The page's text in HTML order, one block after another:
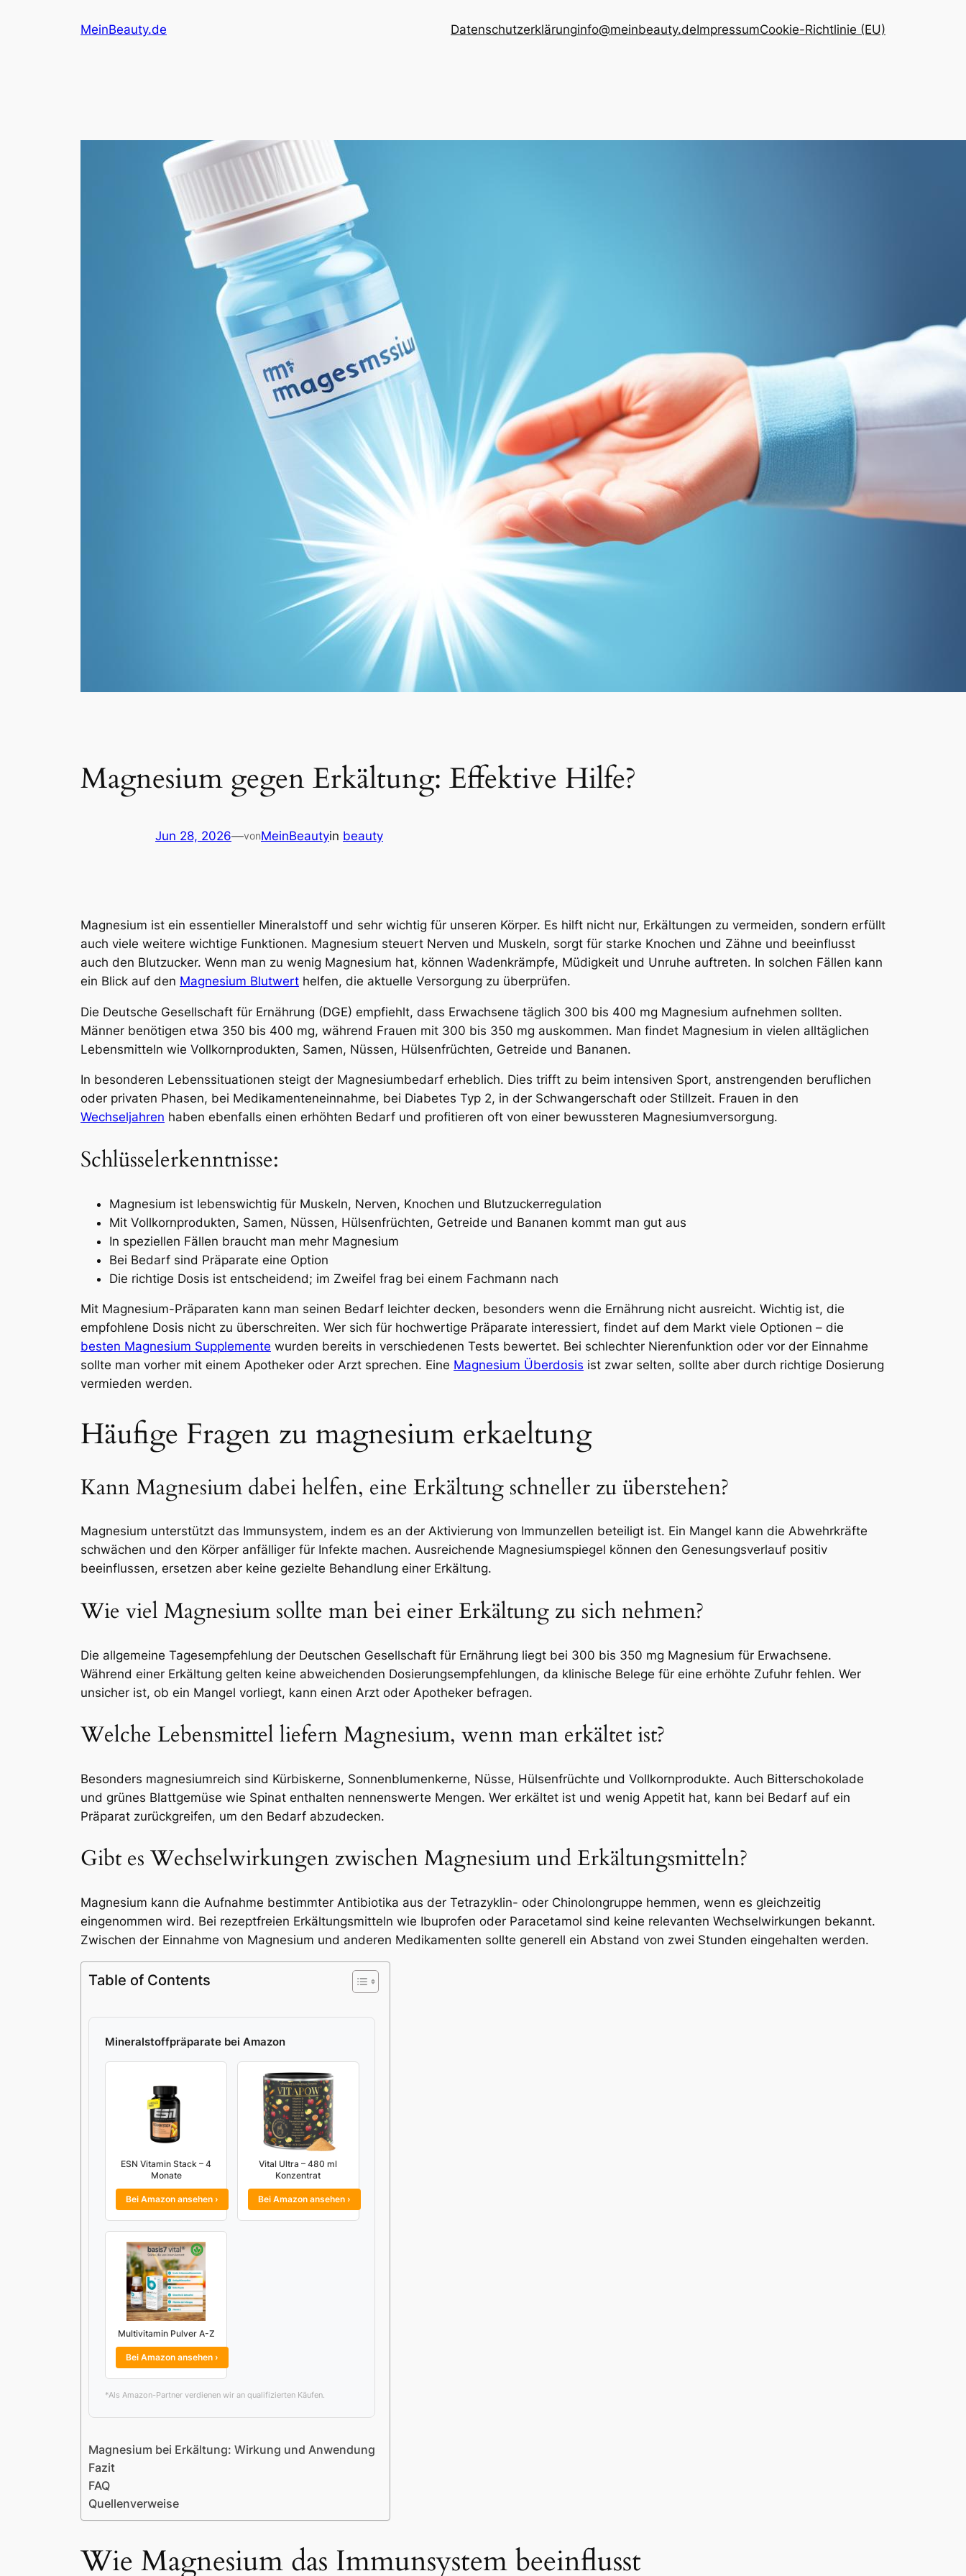
MeinBeauty.de Datenschutzerklärunginfo@meinbeauty.deImpressumCookie-Richtlinie (EU)
Magnesium gegen Erkältung: Effektive Hilfe?
Jun 28, 2026—vonMeinBeautyin beauty
Magnesium ist ein essentieller Mineralstoff und sehr wichtig für unseren Körper. Es hilft nicht nur, Erkältungen zu vermeiden, sondern erfüllt
auch viele weitere wichtige Funktionen. Magnesium steuert Nerven und Muskeln, sorgt für starke Knochen und Zähne und beeinflusst
auch den Blutzucker. Wenn man zu wenig Magnesium hat, können Wadenkrämpfe, Müdigkeit und Unruhe auftreten. In solchen Fällen kann
ein Blick auf den Magnesium Blutwert helfen, die aktuelle Versorgung zu überprüfen.
Die Deutsche Gesellschaft für Ernährung (DGE) empfiehlt, dass Erwachsene täglich 300 bis 400 mg Magnesium aufnehmen sollten.
Männer benötigen etwa 350 bis 400 mg, während Frauen mit 300 bis 350 mg auskommen. Man findet Magnesium in vielen alltäglichen
Lebensmitteln wie Vollkornprodukten, Samen, Nüssen, Hülsenfrüchten, Getreide und Bananen.
In besonderen Lebenssituationen steigt der Magnesiumbedarf erheblich. Dies trifft zu beim intensiven Sport, anstrengenden beruflichen
oder privaten Phasen, bei Medikamenteneinnahme, bei Diabetes Typ 2, in der Schwangerschaft oder Stillzeit. Frauen in den
Wechseljahren haben ebenfalls einen erhöhten Bedarf und profitieren oft von einer bewussteren Magnesiumversorgung.
Schlüsselerkenntnisse:
Magnesium ist lebenswichtig für Muskeln, Nerven, Knochen und Blutzuckerregulation
Mit Vollkornprodukten, Samen, Nüssen, Hülsenfrüchten, Getreide und Bananen kommt man gut aus
In speziellen Fällen braucht man mehr Magnesium
Bei Bedarf sind Präparate eine Option
Die richtige Dosis ist entscheidend; im Zweifel frag bei einem Fachmann nach
Mit Magnesium-Präparaten kann man seinen Bedarf leichter decken, besonders wenn die Ernährung nicht ausreicht. Wichtig ist, die
empfohlene Dosis nicht zu überschreiten. Wer sich für hochwertige Präparate interessiert, findet auf dem Markt viele Optionen – die
besten Magnesium Supplemente wurden bereits in verschiedenen Tests bewertet. Bei schlechter Nierenfunktion oder vor der Einnahme
sollte man vorher mit einem Apotheker oder Arzt sprechen. Eine Magnesium Überdosis ist zwar selten, sollte aber durch richtige Dosierung
vermieden werden.
Häufige Fragen zu magnesium erkaeltung
Kann Magnesium dabei helfen, eine Erkältung schneller zu überstehen?
Magnesium unterstützt das Immunsystem, indem es an der Aktivierung von Immunzellen beteiligt ist. Ein Mangel kann die Abwehrkräfte
schwächen und den Körper anfälliger für Infekte machen. Ausreichende Magnesiumspiegel können den Genesungsverlauf positiv
beeinflussen, ersetzen aber keine gezielte Behandlung einer Erkältung.
Wie viel Magnesium sollte man bei einer Erkältung zu sich nehmen?
Die allgemeine Tagesempfehlung der Deutschen Gesellschaft für Ernährung liegt bei 300 bis 350 mg Magnesium für Erwachsene.
Während einer Erkältung gelten keine abweichenden Dosierungsempfehlungen, da klinische Belege für eine erhöhte Zufuhr fehlen. Wer
unsicher ist, ob ein Mangel vorliegt, kann einen Arzt oder Apotheker befragen.
Welche Lebensmittel liefern Magnesium, wenn man erkältet ist?
Besonders magnesiumreich sind Kürbiskerne, Sonnenblumenkerne, Nüsse, Hülsenfrüchte und Vollkornprodukte. Auch Bitterschokolade
und grünes Blattgemüse wie Spinat enthalten nennenswerte Mengen. Wer erkältet ist und wenig Appetit hat, kann bei Bedarf auf ein
Präparat zurückgreifen, um den Bedarf abzudecken.
Gibt es Wechselwirkungen zwischen Magnesium und Erkältungsmitteln?
Magnesium kann die Aufnahme bestimmter Antibiotika aus der Tetrazyklin- oder Chinolongruppe hemmen, wenn es gleichzeitig
eingenommen wird. Bei rezeptfreien Erkältungsmitteln wie Ibuprofen oder Paracetamol sind keine relevanten Wechselwirkungen bekannt.
Zwischen der Einnahme von Magnesium und anderen Medikamenten sollte generell ein Abstand von zwei Stunden eingehalten werden.
Table of Contents
Mineralstoffpräparate bei Amazon
ESN Vitamin Stack – 4
Monate
Bei Amazon ansehen ›
Vital Ultra – 480 ml
Konzentrat
Bei Amazon ansehen ›
Multivitamin Pulver A-Z
Bei Amazon ansehen ›
*Als Amazon-Partner verdienen wir an qualifizierten Käufen.
Magnesium bei Erkältung: Wirkung und Anwendung
Fazit
FAQ
Quellenverweise
Wie Magnesium das Immunsystem beeinflusst